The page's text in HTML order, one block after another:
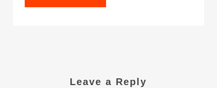
Leave a Reply